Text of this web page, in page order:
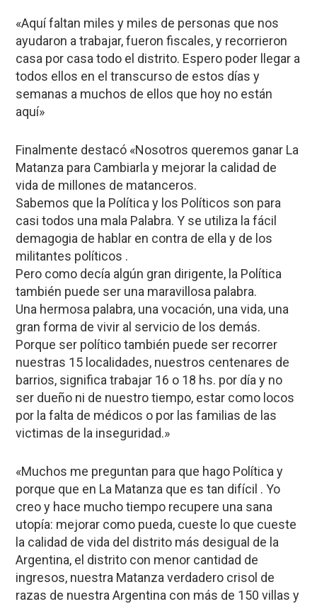
«Aquí faltan miles y miles de personas que nos
ayudaron a trabajar, fueron fiscales, y recorrieron
casa por casa todo el distrito. Espero poder llegar a
todos ellos en el transcurso de estos días y
semanas a muchos de ellos que hoy no están
aquí»
Finalmente destacó «Nosotros queremos ganar La
Matanza para Cambiarla y mejorar la calidad de
vida de millones de matanceros.
Sabemos que la Política y los Políticos son para
casi todos una mala Palabra. Y se utiliza la fácil
demagogia de hablar en contra de ella y de los
militantes políticos .
Pero como decía algún gran dirigente, la Política
también puede ser una maravillosa palabra.
Una hermosa palabra, una vocación, una vida, una
gran forma de vivir al servicio de los demás.
Porque ser político también puede ser recorrer
nuestras 15 localidades, nuestros centenares de
barrios, significa trabajar 16 o 18 hs. por día y no
ser dueño ni de nuestro tiempo, estar como locos
por la falta de médicos o por las familias de las
victimas de la inseguridad.»
«Muchos me preguntan para que hago Política y
porque que en La Matanza que es tan difícil . Yo
creo y hace mucho tiempo recupere una sana
utopía: mejorar como pueda, cueste lo que cueste
la calidad de vida del distrito más desigual de la
Argentina, el distrito con menor cantidad de
ingresos, nuestra Matanza verdadero crisol de
razas de nuestra Argentina con más de 150 villas y